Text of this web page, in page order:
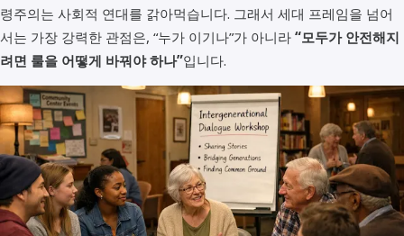
령주의는 사회적 연대를 갉아먹습니다. 그래서 세대 프레임을 넘어
서는 가장 강력한 관점은, “누가 이기나”가 아니라 “모두가 안전해지
려면 룰을 어떻게 바꿔야 하나”입니다.